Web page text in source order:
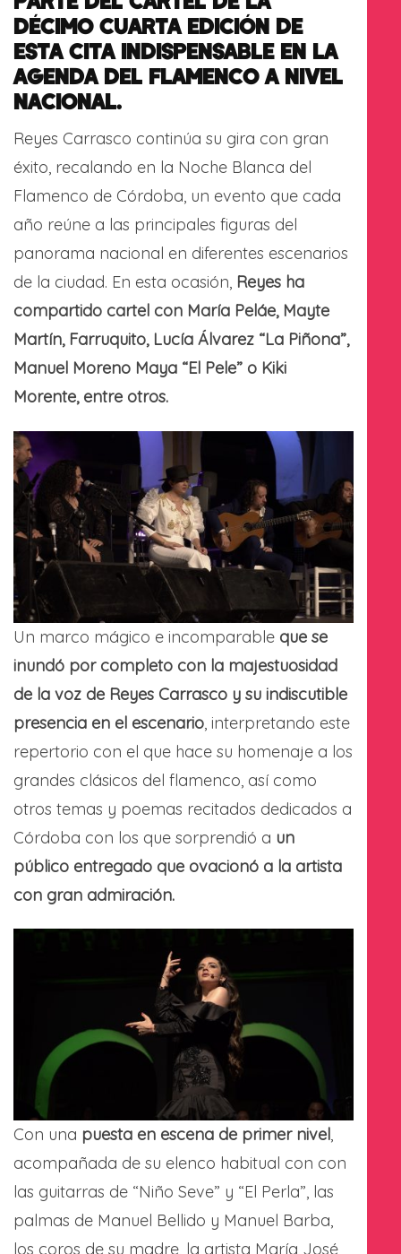
DÉCIMO CUARTA EDICIÓN DE
ESTA CITA INDISPENSABLE EN LA
AGENDA DEL FLAMENCO A NIVEL
NACIONAL.
Reyes Carrasco continúa su gira con gran
éxito, recalando en la Noche Blanca del
Flamenco de Córdoba, un evento que cada
año reúne a las principales figuras del
panorama nacional en diferentes escenarios
de la ciudad. En esta ocasión, Reyes ha
compartido cartel con María Peláe, Mayte
Martín, Farruquito, Lucía Álvarez “La Piñona”,
Manuel Moreno Maya “El Pele” o Kiki
Morente, entre otros.
Un marco mágico e incomparable que se
inundó por completo con la majestuosidad
de la voz de Reyes Carrasco y su indiscutible
presencia en el escenario , interpretando este
repertorio con el que hace su homenaje a los
grandes clásicos del flamenco, así como
otros temas y poemas recitados dedicados a
Córdoba con los que sorprendió a un
público entregado que ovacionó a la artista
con gran admiración.
Con una puesta en escena de primer nivel,
acompañada de su elenco habitual con con
las guitarras de “Niño Seve” y “El Perla”, las
palmas de Manuel Bellido y Manuel Barba,
los coros de su madre, la artista María José